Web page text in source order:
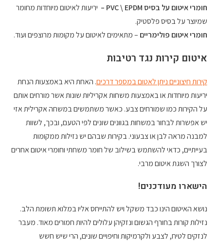
חומרי איטום על בסיס PVC \ EPDM
– יריעות לאיטום מיוחדות מחומר
שמיוצר על בסיס פלסטיק.
חומרי איטום פולימריים – מתאימים לאיטום על מקומות מרוצפים ועוד.
איטום קירות נגד רטיבות
קירות חיצוניים ניתן לאטום במספר דרכים. האחת היא באמצעות הנחת
יריעות מיוחדות או באמצעות משחות אקריליות שונות אשר מורחים אותם
על הקירות כמו שמורחים צבע. כאשר משתמשים במשחה אקרילית אזי
יש אפשרות לבחור במשחות בגוונים שונים לפי הטעם, ובכך, לשוות
למבנה מראה לבן או צבעוני. בקירות שבהם יש נזילות ממקומות
בעייתיים, כדאי להשתמש בשילוב של חומר משחתי וחומרי איטום אחרים
לצורך השגת איטום מרבי.
הישארו מעודכנים!
נושא האיטום הינו כבד משקל ויש להתייחס אליו במלוא תשומת הלב.
נזילות קורות בחורף הגשום ונזקיהן עלולים להיות חמורים מאוד. מעבר
לנזקים לטיח, לצבע ולקרמיקות וחיפויים שונים, הרי שיש חשש